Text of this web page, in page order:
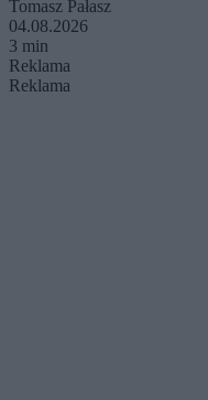
Tomasz Pałasz
04.08.2026
3 min
Reklama
Reklama